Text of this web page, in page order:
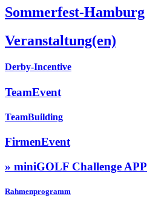
Sommerfest-Hamburg
Veranstaltung(en)
Derby-Incentive
TeamEvent
TeamBuilding
FirmenEvent
» miniGOLF Challenge APP
Rahmenprogramm